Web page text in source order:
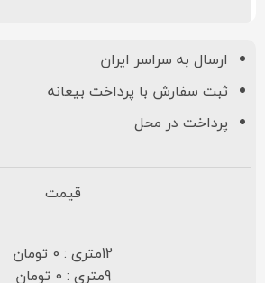
ارسال به سراسر ایران
ثبت سفارش با پرداخت بیعانه
پرداخت در محل
قیمت
12متری : 0 تومان
9متری : 0 تومان